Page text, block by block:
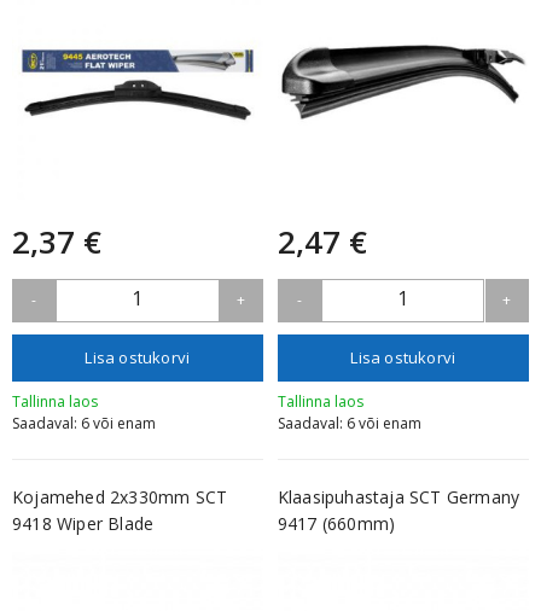
2,37 €
- 1 +
Lisa ostukorvi
Tallinna laos
Saadaval: 6 või enam
2,47 €
- 1 +
Lisa ostukorvi
Tallinna laos
Saadaval: 6 või enam
Kojamehed 2x330mm SCT
9418 Wiper Blade
Klaasipuhastaja SCT Germany
9417 (660mm)